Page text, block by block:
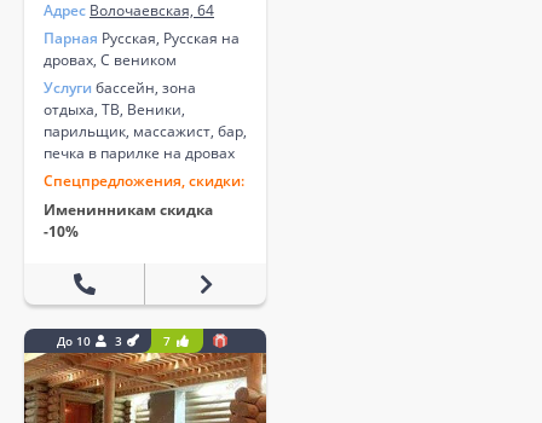
Адрес Волочаевская, 64
Парная Русская, Русская на
дровах, С веником
Услуги бассейн, зона
отдыха, ТВ, Веники,
парильщик, массажист, бар,
печка в парилке на дровах
Спецпредложения, скидки:
Именинникам скидка
-10%
До 10 3 7